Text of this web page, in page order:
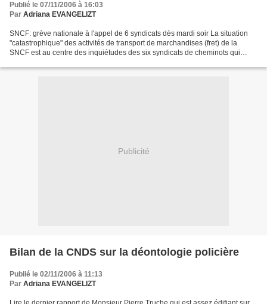
Publié le 07/11/2006 à 16:03
Par Adriana EVANGELIZT
SNCF: grève nationale à l'appel de 6 syndicats dès mardi soir La situation
"catastrophique" des activités de transport de marchandises (fret) de la
SNCF est au centre des inquiétudes des six syndicats de cheminots qui
Publicité
Bilan de la CNDS sur la déontologie policière
Publié le 02/11/2006 à 11:13
Par Adriana EVANGELIZT